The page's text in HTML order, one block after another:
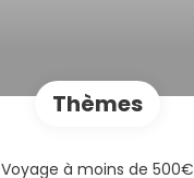
Thèmes
Voyage à moins de 500€